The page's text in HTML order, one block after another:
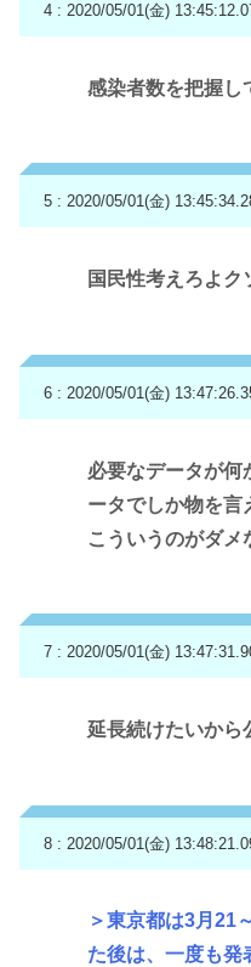
4 : 2020/05/01(金)
感染者数を把握し
5 : 2020/05/01(金)
国民性考えろよク
6 : 2020/05/01(金)
必要なデータが何
ータでしか物を言
こういうのがダメ
7 : 2020/05/01(金)
延長続けたいから
8 : 2020/05/01(金)
＞東京都は3月21
た後は、一度も発